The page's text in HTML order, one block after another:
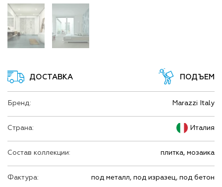
ДОСТАВКА ПОДЪЕМ
Бренд: Marazzi Italy
Страна: Италия
Состав коллекции: плитка, мозаика
Фактура: под металл, под изразец, под бетон